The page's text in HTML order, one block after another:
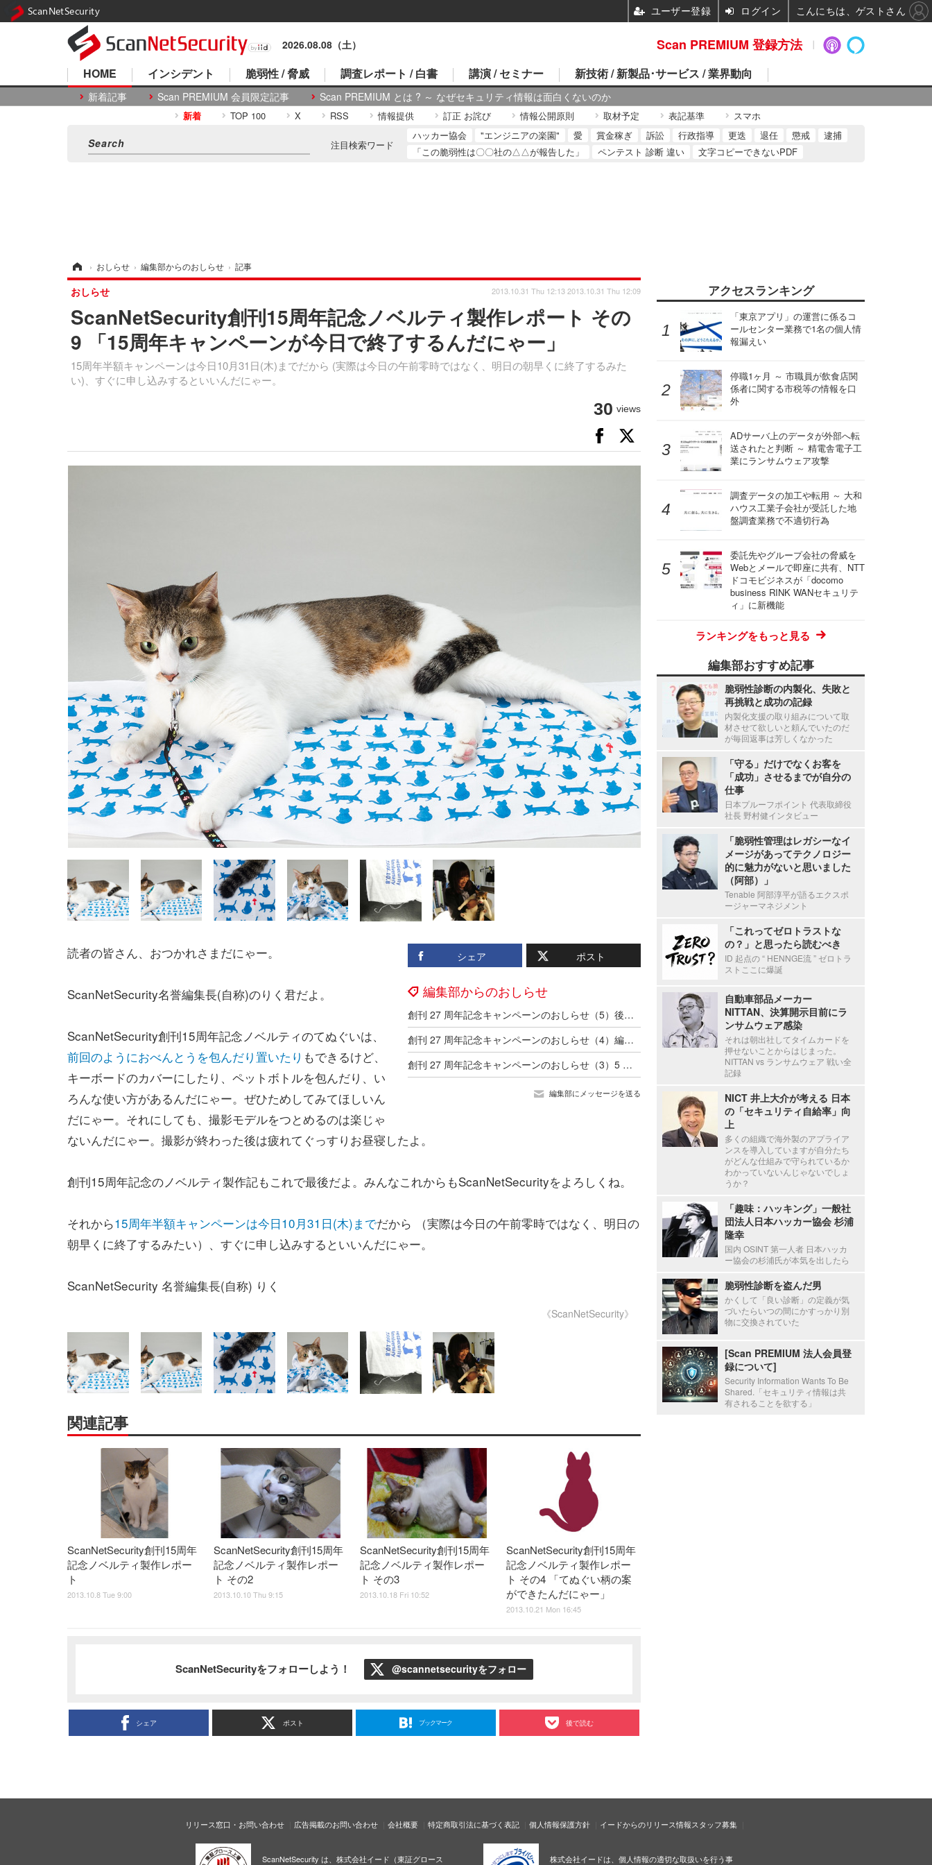
2026.08.08（土）
HOME
新着記事 Scan PREMIUM 会員限定記事 Scan PREMIUM とは ? ～ なぜセキュリティ情報は面白くないのか
インシデント 脆弱性 / 脅威 調査レポート / 白書 講演 / セミナー 新技術 / 新製品･サービス / 業界動向
新着 TOP 100 X RSS 情報提供 訂正 お詫び 情報公開原則 取材予定 表記基準 スマホ
注目検索ワード
ハッカー協会 "エンジニアの楽園" 愛 賞金稼ぎ 訴訟 行政指導 更迭 退任 懲戒
逮捕
「この脆弱性は〇〇社の△△が報告した」
ペンテスト 診断 違い 文字コピーできないPDF
› おしらせ › 編集部からのおしらせ › 記事
ScanNetSecurity創刊15周年記念ノベルティ製作レポート その
9 「15周年キャンペーンが今日で終了するんだにゃー」
15周年半額キャンペーンは今日10月31日(木)までだから (実際は今日の午前零時ではなく、明日の朝早くに終了するみた
い)、すぐに申し込みするといいんだにゃー。
おしらせ 2013.10.31 Thu 12:13 2013.10.31 Thu 12:09
30 views
シェア ポスト
編集部からのおしらせ
創刊 27 周年記念キャンペーンのおしらせ（5）後出し特典「Black Hat USA 2025 参加者用バックパック」
創刊 27 周年記念キャンペーンのおしらせ（4）編集部ドジっ子伝説
創刊 27 周年記念キャンペーンのおしらせ（3）5 万人に一人のエリートからぞくぞくとお問い合わせをいただいております
編集部にメッセージを送る
読者の皆さん、おつかれさまだにゃー。
ScanNetSecurity名誉編集長(自称)のりく君だよ。
ScanNetSecurity創刊15周年記念ノベルティのてぬぐいは、
前回のようにおべんとうを包んだり置いたり もできるけど、
キーボードのカバーにしたり、ペットボトルを包んだり、い
ろんな使い方があるんだにゃー。ぜひためしてみてほしいん
だにゃー。それにしても、撮影モデルをつとめるのは楽じゃ
ないんだにゃー。撮影が終わった後は疲れてぐっすりお昼寝したよ。
創刊15周年記念のノベルティ製作記もこれで最後だよ。みんなこれからもScanNetSecurityをよろしくね。
それから15周年半額キャンペーンは今日10月31日(木)までだから （実際は今日の午前零時ではなく、明日の
朝早くに終了するみたい）、すぐに申し込みするといいんだにゃー。
ScanNetSecurity 名誉編集長(自称) りく
《ScanNetSecurity》
関連記事
ScanNetSecurity創刊15周年
記念ノベルティ製作レポー
ト
2013.10.8 Tue 9:00
ScanNetSecurity創刊15周年
記念ノベルティ製作レポー
ト その2
2013.10.10 Thu 9:15
ScanNetSecurity創刊15周年
記念ノベルティ製作レポー
ト その3
2013.10.18 Fri 10:52
ScanNetSecurity創刊15周年
記念ノベルティ製作レポー
ト その4 「てぬぐい柄の案
ができたんだにゃー」
2013.10.21 Mon 16:45
ScanNetSecurityをフォローしよう！ @scannetsecurityをフォロー
シェア ポスト ブックマーク 後で読む
アクセスランキング
「東京アプリ」の運営に係るコ
ールセンター業務で1名の個人情
報漏えい
停職1ヶ月 ～ 市職員が飲食店関
係者に関する市税等の情報を口
外
ADサーバ上のデータが外部へ転
送されたと判断 ～ 精電舎電子工
業にランサムウェア攻撃
調査データの加工や転用 ～ 大和
ハウス工業子会社が受託した地
盤調査業務で不適切行為
委託先やグループ会社の脅威を
Webとメールで即座に共有、NTT
ドコモビジネスが「docomo
business RINK WANセキュリテ
ィ」に新機能
ランキングをもっと見る
編集部おすすめ記事
脆弱性診断の内製化、失敗と
再挑戦と成功の記録
内製化支援の取り組みについて取
材させて欲しいと頼んでいたのだ
が毎回返事は芳しくなかった
「守る」だけでなくお客を
「成功」させるまでが自分の
仕事
日本プルーフポイント 代表取締役
社長 野村健インタビュー
「脆弱性管理はレガシーなイ
メージがあってテクノロジー
的に魅力がないと思いました
（阿部）」
Tenable 阿部淳平が語るエクスポ
ージャーマネジメント
「これってゼロトラストな
の？」と思ったら読むべき
ID 起点の “ HENNGE流 ” ゼロトラ
ストここに爆誕
自動車部品メーカー
NITTAN、決算開示目前にラ
ンサムウェア感染
それは朝出社してタイムカードを
押せないことからはじまった。
NITTAN vs ランサムウェア 戦い全
記録
NICT 井上大介が考える 日本
の「セキュリティ自給率」向
上
多くの組織で海外製のアプライア
ンスを導入していますが自分たち
がどんな仕組みで守られているか
わかっていないんじゃないでしょ
うか？
「趣味：ハッキング」一般社
団法人日本ハッカー協会 杉浦
隆幸
国内 OSINT 第一人者 日本ハッカ
ー協会の杉浦氏が本気を出したら
脆弱性診断を盗んだ男
かくして「良い診断」の定義が気
づいたらいつの間にかすっかり別
物に交換されていた
[Scan PREMIUM 法人会員登
録について]
Security Information Wants To Be
Shared.「セキュリティ情報は共
有されることを欲する」
リリース窓口・お問い合わせ 広告掲載のお問い合わせ 会社概要 特定商取引法に基づく表記 個人情報保護方針 イードからのリリース情報スタッフ募集
ScanNetSecurity は、株式会社イード（東証グロース 株式会社イードは、個人情報の適切な取扱いを行う事
Scan PREMIUM 登録方法
ScanNetSecurity ユーザー登録 ログイン こんにちは、ゲストさん